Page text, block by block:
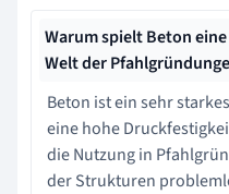
Warum spielt Beton
Welt der
Beton ist ein sehr
eine hohe
die Nutzung in
der Strukturen